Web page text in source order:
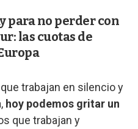
para no perder con
las cuotas de
trabajan en silencio y
hoy podemos gritar un
que trabajan y